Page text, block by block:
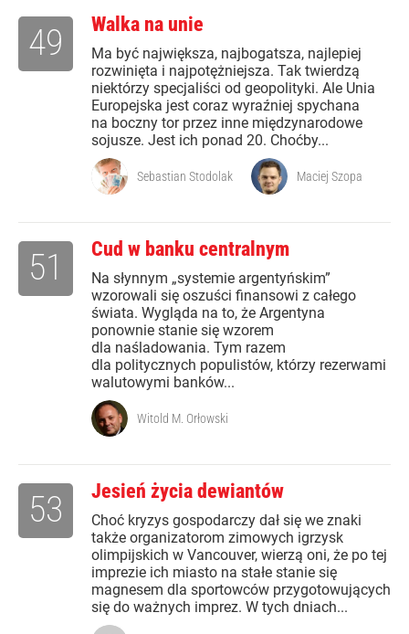
Walka na unie
Ma być największa, najbogatsza, najlepiej
rozwinięta i najpotężniejsza. Tak twierdzą
niektórzy specjaliści od geopolityki. Ale Unia
Europejska jest coraz wyraźniej spychana
na boczny tor przez inne międzynarodowe
sojusze. Jest ich ponad 20. Choćby...
49
Sebastian Stodolak Maciej Szopa
Cud w banku centralnym
Na słynnym „systemie argentyńskim”
wzorowali się oszuści finansowi z całego
świata. Wygląda na to, że Argentyna
ponownie stanie się wzorem
dla naśladowania. Tym razem
dla politycznych populistów, którzy rezerwami
walutowymi banków...
51
Witold M. Orłowski
Jesień życia dewiantów
Choć kryzys gospodarczy dał się we znaki
także organizatorom zimowych igrzysk
olimpijskich w Vancouver, wierzą oni, że po tej
imprezie ich miasto na stałe stanie się
magnesem dla sportowców przygotowujących
się do ważnych imprez. W tych dniach...
53